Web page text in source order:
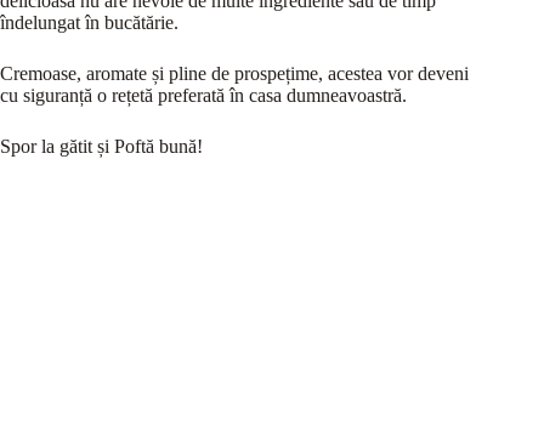
îndelungat în bucătărie.
Cremoase, aromate și pline de prospețime, acestea vor deveni
cu siguranță o rețetă preferată în casa dumneavoastră.
Spor la gătit și Poftă bună!